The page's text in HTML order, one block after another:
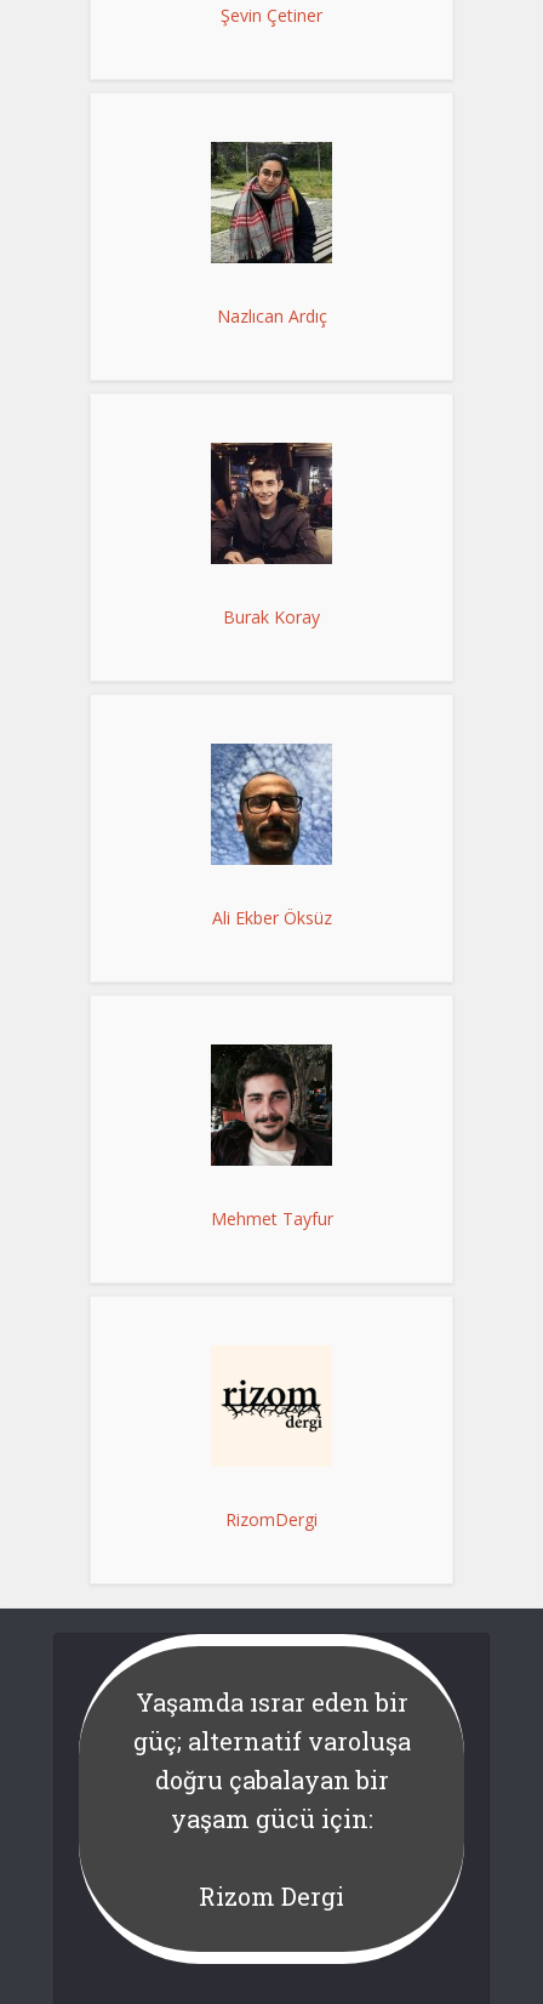
Şevin Çetiner
Nazlıcan Ardıç
Burak Koray
Ali Ekber Öksüz
Mehmet Tayfur
RizomDergi
Yaşamda ısrar eden bir
güç; alternatif varoluşa
doğru çabalayan bir
yaşam gücü için:
Rizom Dergi